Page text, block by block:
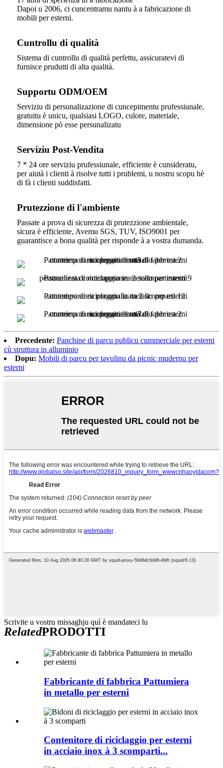
Dapoi u 2006, ci cuncentramu nantu à a fabricazione di
mobili per esterni.
Cuntrollu di qualità
Sistema di cuntrollu di qualità perfettu, assicuratevi di
furnisce prudutti di alta qualità.
Supportu ODM/OEM
Serviziu di persunalizazione di cuncepimentu prufessiunale,
gratuitu è ​​unicu, qualsiasi LOGO, culore, materiale,
dimensione pò esse persunalizatu
Serviziu Post-Vendita
7 * 24 ore serviziu prufessiunale, efficiente è cunsideratu,
per aiutà i clienti à risolve tutti i prublemi, u nostru scopu hè
di fà i clienti suddisfatti.
Prutezzione di l'ambiente
Passate a prova di sicurezza di prutezzione ambientale,
sicura è efficiente, Avemu SGS, TUV, ISO9001 per
guarantisce a bona qualità per risponde à a vostra dumanda.
Precedente: Panchine di parcu publicu cummerciale per esterni
cù struttura in alluminio
Dopu: Mobili di parcu per tavulinu da picnic mudernu per
esterni
Scrivite u vostru missaghju quì è mandateci lu
RelatedPRODOTTI
Fabbricante di fabbrica Pattumiera
in metallo per esterni
Contenitore di riciclaggio per esterni
in acciaio inox à 3 scomparti...